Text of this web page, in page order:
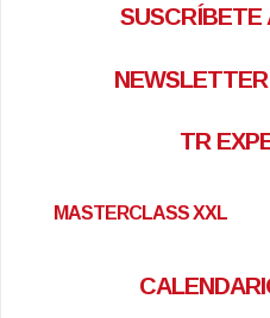
SUSCRÍBETE
TR
MASTERCLASS XXL